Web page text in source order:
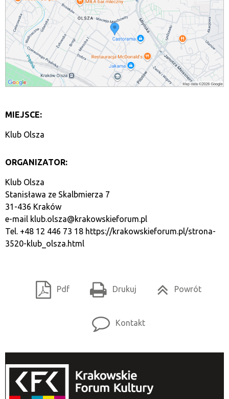
MIEJSCE:
Klub Olsza
ORGANIZATOR:
Klub Olsza
Stanisława ze Skalbmierza 7
31-436 Kraków
e-mail klub.olsza@krakowskieforum.pl
Tel. +48 12 446 73 18 https://krakowskieforum.pl/strona-
3520-klub_olsza.html
Pdf Drukuj Powrót
Kontakt